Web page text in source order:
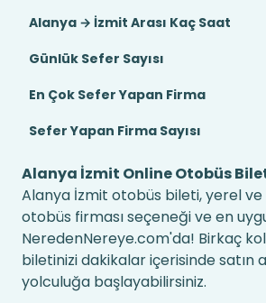
Alanya → İzmit Arası Kaç Saat
Günlük Sefer Sayısı
En Çok Sefer Yapan Firma
Sefer Yapan Firma Sayısı
Alanya İzmit Online Otobüs
Alanya İzmit otobüs bileti, yerel
otobüs firması seçeneği ve en
NeredenNereye.com'da! Birkaç
biletinizi dakikalar içerisinde satın
yolculuğa başlayabilirsiniz.